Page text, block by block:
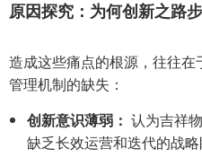
原因探究：为何创新之路
造成这些痛点的根源，往往
管理机制的缺失：
创新意识薄弱： 认为吉祥
缺乏长效运营和迭代的战略